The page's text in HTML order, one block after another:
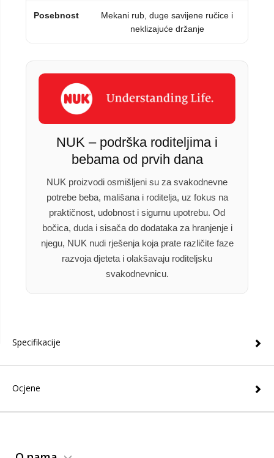
Posebnost
Mekani rub, duge savijene ručice i
neklizajuće držanje
NUK – podrška roditeljima i
bebama od prvih dana
NUK proizvodi osmišljeni su za svakodnevne
potrebe beba, mališana i roditelja, uz fokus na
praktičnost, udobnost i sigurnu upotrebu. Od
bočica, duda i sisača do dodataka za hranjenje i
njegu, NUK nudi rješenja koja prate različite faze
razvoja djeteta i olakšavaju roditeljsku
svakodnevnicu.
Specifikacije
Ocjene